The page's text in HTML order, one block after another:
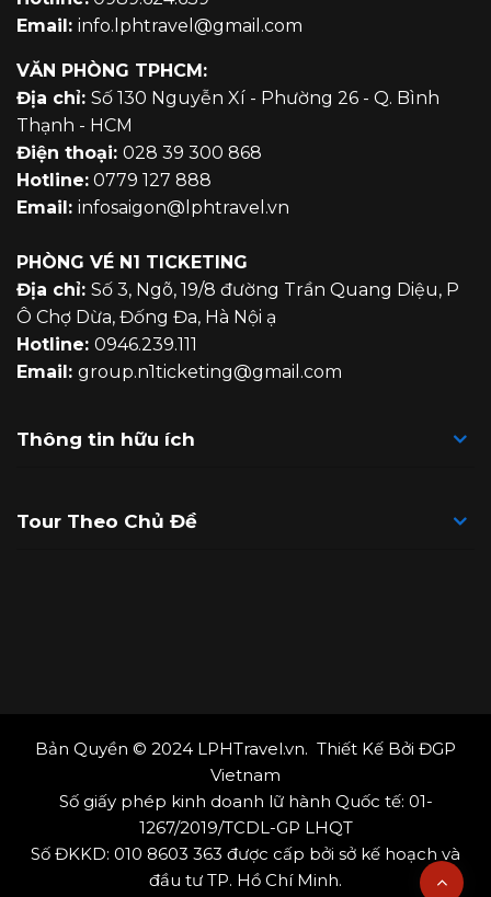
Email: info.lphtravel@gmail.com
VĂN PHÒNG TPHCM:
Địa chỉ: Số 130 Nguyễn Xí - Phường 26 - Q. Bình
Thạnh - HCM
Điện thoại: 028 39 300 868
Hotline: 0779 127 888
Email: infosaigon@lphtravel.vn
PHÒNG VÉ N1 TICKETING
Địa chỉ: Số 3, Ngõ, 19/8 đường Trần Quang Diệu, P
Ô Chợ Dừa, Đống Đa, Hà Nội ạ
Hotline: 0946.239.111
Email: group.n1ticketing@gmail.com
Thông tin hữu ích
Tour Theo Chủ Đề
Bản Quyền © 2024 LPHTravel.vn. Thiết Kế Bởi ĐGP
Vietnam
Số giấy phép kinh doanh lữ hành Quốc tế: 01-
1267/2019/TCDL-GP LHQT
Số ĐKKD: 010 8603 363 được cấp bởi sở kế hoạch và
đầu tư TP. Hồ Chí Minh.